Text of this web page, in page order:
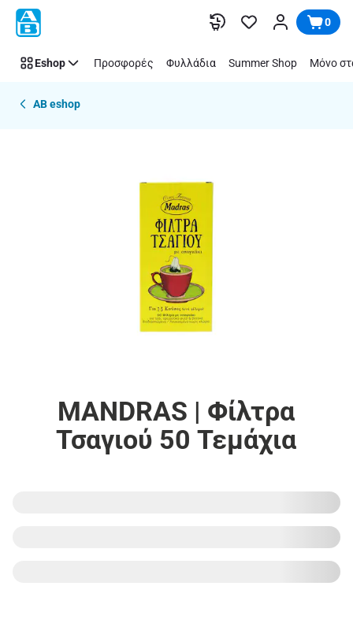
Παράλειψη 0
Eshop Προσφορές Φυλλάδια Summer Shop Μόνο
AB eshop
MANDRAS | Φίλτρα
Τσαγιού 50 Τεμάχια